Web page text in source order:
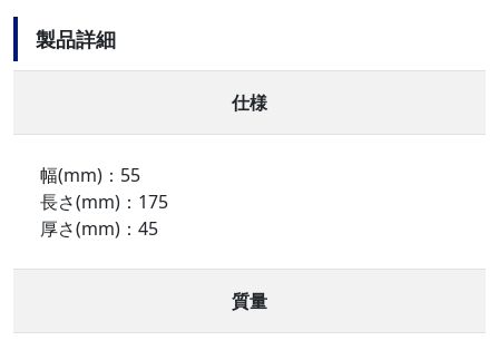
製品詳細
仕様
幅(mm)：55
長さ(mm)：175
厚さ(mm)：45
質量